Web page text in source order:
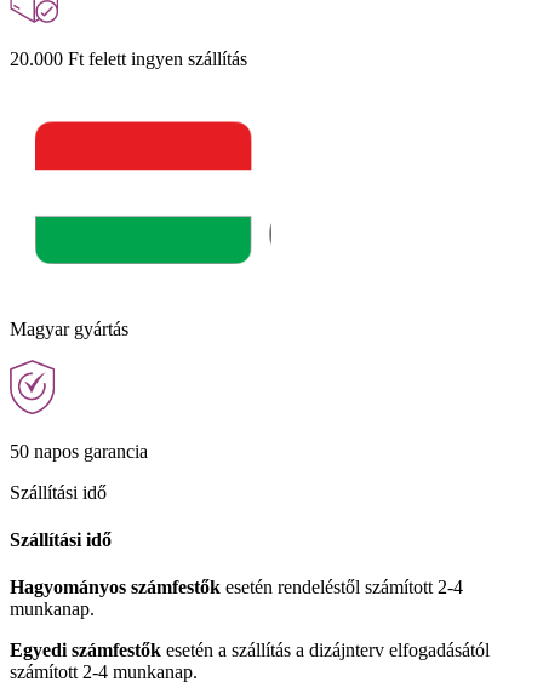
20.000 Ft felett ingyen szállítás
Magyar gyártás
50 napos garancia
Szállítási idő
Szállítási idő
Hagyományos számfestők esetén rendeléstől számított 2-4
munkanap.
Egyedi számfestők esetén a szállítás a dizájnterv elfogadásától
számított 2-4 munkanap.